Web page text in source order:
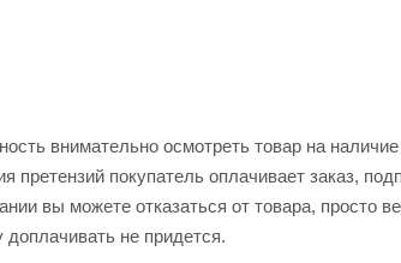
внимательно осмотреть товар на
претензий покупатель оплачивает заказ,
вы можете отказаться от товара, просто
доплачивать не придется.